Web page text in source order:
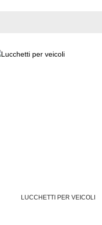
LUCCHETTI PER VEICOLI